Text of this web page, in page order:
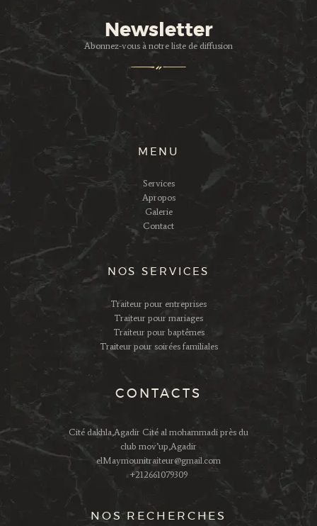
Newsletter
Abonnez-vous à notre liste de diffusion
MENU
Services
Apropos
Galerie
Contact
NOS SERVICES
Traiteur pour entreprises
Traiteur pour mariages
Traiteur pour baptêmes
Traiteur pour soirées familiales
CONTACTS
Cité dakhla,Agadir Cité al mohammadi près du
club mov’up,Agadir
elMaymounitraiteur@gmail.com
+212661079309
NOS RECHERCHES